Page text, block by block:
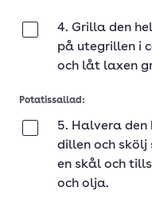
4. Grilla den
på utegrillen i
och låt laxen
Potatissallad:
5. Halvera
dillen och skölj
en skål och
och olja.